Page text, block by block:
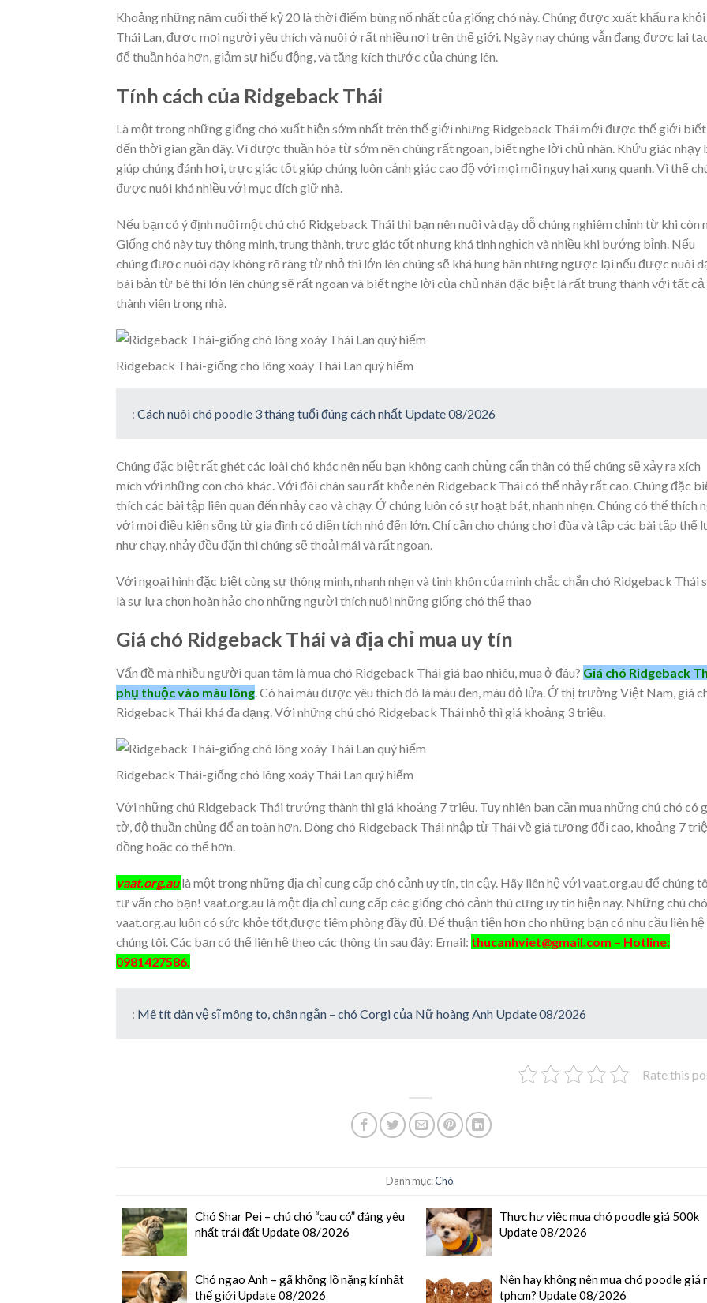
Khoảng những năm cuối thế kỷ 20 là thời điểm bùng nổ nhất của giống chó này. Chúng được xuất khẩu ra khỏi
Thái Lan, được mọi người yêu thích và nuôi ở rất nhiều nơi trên thế giới. Ngày nay chúng vẫn đang được lai
để thuần hóa hơn, giảm sự hiếu động, và tăng kích thước của chúng lên.
Tính cách của Ridgeback Thái
Là một trong những giống chó xuất hiện sớm nhất trên thế giới nhưng Ridgeback Thái mới được thế giới biết
đến thời gian gần đây. Vì được thuần hóa từ sớm nên chúng rất ngoan, biết nghe lời chủ nhân. Khứu giác nhạy
giúp chúng đánh hơi, trực giác tốt giúp chúng luôn cảnh giác cao độ với mọi mối nguy hại xung quanh. Vì thế
được nuôi khá nhiều với mục đích giữ nhà.
Nếu bạn có ý định nuôi một chú chó Ridgeback Thái thì bạn nên nuôi và dạy dỗ chúng nghiêm chỉnh từ khi còn
Giống chó này tuy thông minh, trung thành, trực giác tốt nhưng khá tinh nghịch và nhiều khi bướng bỉnh. Nếu
chúng được nuôi dạy không rõ ràng từ nhỏ thì lớn lên chúng sẽ khá hung hãn nhưng ngược lại nếu được nuôi
bài bản từ bé thì lớn lên chúng sẽ rất ngoan và biết nghe lời của chủ nhân đặc biệt là rất trung thành với tất cả
thành viên trong nhà.
Ridgeback Thái-giống chó lông xoáy Thái Lan quý hiếm
: Cách nuôi chó poodle 3 tháng tuổi đúng cách nhất Update 08/2026
Chúng đặc biệt rất ghét các loài chó khác nên nếu bạn không canh chừng cẩn thân có thể chúng sẽ xảy ra xích
mích với những con chó khác. Với đôi chân sau rất khỏe nên Ridgeback Thái có thể nhảy rất cao. Chúng đặc
thích các bài tập liên quan đến nhảy cao và chạy. Ở chúng luôn có sự hoạt bát, nhanh nhẹn. Chúng có thể thích
với mọi điều kiện sống từ gia đình có diện tích nhỏ đến lớn. Chỉ cần cho chúng chơi đùa và tập các bài tập thể
như chạy, nhảy đều đặn thì chúng sẽ thoải mái và rất ngoan.
Với ngoại hình đặc biệt cùng sự thông minh, nhanh nhẹn và tinh khôn của mình chắc chắn chó Ridgeback Thái
là sự lựa chọn hoàn hảo cho những người thích nuôi những giống chó thể thao
Giá chó Ridgeback Thái và địa chỉ mua uy tín
Vấn đề mà nhiều người quan tâm là mua chó Ridgeback Thái giá bao nhiêu, mua ở đâu? Giá chó Ridgeback
phụ thuộc vào màu lông. Có hai màu được yêu thích đó là màu đen, màu đỏ lửa. Ở thị trường Việt Nam, giá
Ridgeback Thái khá đa dạng. Với những chú chó Ridgeback Thái nhỏ thì giá khoảng 3 triệu.
Ridgeback Thái-giống chó lông xoáy Thái Lan quý hiếm
Với những chú Ridgeback Thái trưởng thành thì giá khoảng 7 triệu. Tuy nhiên bạn cần mua những chú chó có
tờ, độ thuần chủng để an toàn hơn. Dòng chó Ridgeback Thái nhập từ Thái về giá tương đối cao, khoảng 7
đồng hoặc có thể hơn.
vaat.org.au là một trong những địa chỉ cung cấp chó cảnh uy tín, tin cậy. Hãy liên hệ với vaat.org.au để chúng
tư vấn cho bạn! vaat.org.au là một địa chỉ cung cấp các giống chó cảnh thú cưng uy tín hiện nay. Những chú
vaat.org.au luôn có sức khỏe tốt,được tiêm phòng đầy đủ. Để thuận tiện hơn cho những bạn có nhu cầu liên
chúng tôi. Các bạn có thể liên hệ theo các thông tin sau đây: Email: thucanhviet@gmail.com – Hotline:
0981427586.
: Mê tít dàn vệ sĩ mông to, chân ngắn – chó Corgi của Nữ hoàng Anh Update 08/2026
Rate this
Danh mục:Chó.
Chó Shar Pei – chú chó “cau có” đáng yêu
nhất trái đất Update 08/2026
Thực hư việc mua chó poodle giá 500k
Update 08/2026
Chó ngao Anh – gã khổng lồ nặng kí nhất
thế giới Update 08/2026
Nên hay không nên mua chó poodle giá
tphcm? Update 08/2026